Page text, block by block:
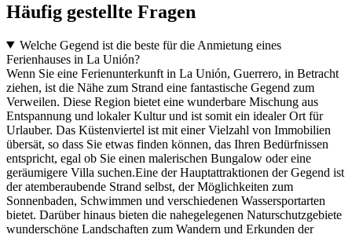
Häufig gestellte Fragen
Welche Gegend ist die beste für die Anmietung eines
Ferienhauses in La Unión?
Wenn Sie eine Ferienunterkunft in La Unión, Guerrero, in Betracht
ziehen, ist die Nähe zum Strand eine fantastische Gegend zum
Verweilen. Diese Region bietet eine wunderbare Mischung aus
Entspannung und lokaler Kultur und ist somit ein idealer Ort für
Urlauber. Das Küstenviertel ist mit einer Vielzahl von Immobilien
übersät, so dass Sie etwas finden können, das Ihren Bedürfnissen
entspricht, egal ob Sie einen malerischen Bungalow oder eine
geräumigere Villa suchen.Eine der Hauptattraktionen der Gegend ist
der atemberaubende Strand selbst, der Möglichkeiten zum
Sonnenbaden, Schwimmen und verschiedenen Wassersportarten
bietet. Darüber hinaus bieten die nahegelegenen Naturschutzgebiete
wunderschöne Landschaften zum Wandern und Erkunden der